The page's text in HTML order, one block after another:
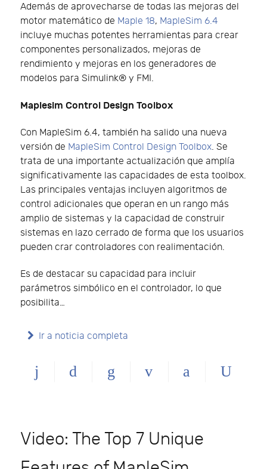
Además de aprovecharse de todas las mejoras del
motor matemático de Maple 18, MapleSim 6.4
incluye muchas potentes herramientas para crear
componentes personalizados, mejoras de
rendimiento y mejoras en los generadores de
modelos para Simulink® y FMI.
Maplesim Control Design Toolbox
Con MapleSim 6.4, también ha salido una nueva
versión de MapleSim Control Design Toolbox. Se
trata de una importante actualización que amplía
significativamente las capacidades de esta toolbox.
Las principales ventajas incluyen algoritmos de
control adicionales que operan en un rango más
amplio de sistemas y la capacidad de construir
sistemas en lazo cerrado de forma que los usuarios
pueden crar controladores con realimentación.
Es de destacar su capacidad para incluir
parámetros simbólico en el controlador, lo que
posibilita…
Ir a noticia completa
Video: The Top 7 Unique